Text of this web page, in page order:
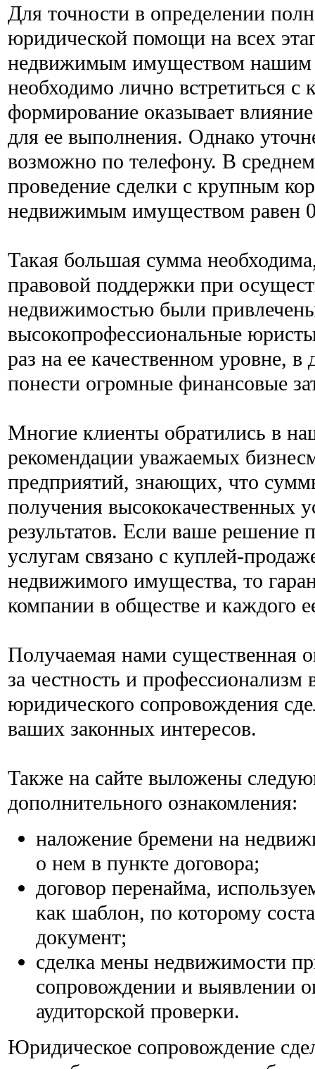
Для точности в определении
юридической помощи на всех
недвижимым имуществом нашим
необходимо лично встретиться с
формирование оказывает
для ее выполнения. Однако
возможно по телефону. В
проведение сделки с крупным
недвижимым имуществом равен
Такая большая сумма
правовой поддержки при
недвижимостью были
высокопрофессиональные
раз на ее качественном уровне,
понести огромные финансовые
Многие клиенты обратились в
рекомендации уважаемых
предприятий, знающих, что
получения высококачественных
результатов. Если ваше решение
услугам связано с куплей-
недвижимого имущества, то
компании в обществе и каждого
Получаемая нами существенная
за честность и профессионализм
юридического сопровождения
ваших законных интересов.
Также на сайте выложены
дополнительного ознакомления:
наложение бремени на
о нем в пункте договора;
договор перенайма,
как шаблон, по которому
документ;
сделка мены недвижимости
сопровождении и выявлении
аудиторской проверки.
Юридическое сопровождение